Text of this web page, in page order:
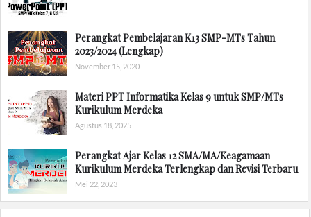
Perangkat Pembelajaran K13 SMP-MTs Tahun
2023/2024 (Lengkap)
November 15, 2020
Materi PPT Informatika Kelas 9 untuk SMP/MTs
Kurikulum Merdeka
Agustus 18, 2025
Perangkat Ajar Kelas 12 SMA/MA/Keagamaan
Kurikulum Merdeka Terlengkap dan Revisi Terbaru
Mei 22, 2023